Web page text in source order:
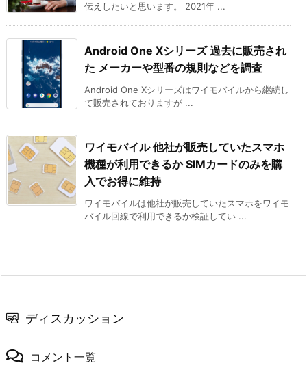
伝えしたいと思います。 2021年 ...
Android One Xシリーズ 過去に販売され
た メーカーや型番の規則などを調査
Android One Xシリーズはワイモバイルから継続し
て販売されておりますが ...
ワイモバイル 他社が販売していたスマホ
機種が利用できるか SIMカードのみを購
入でお得に維持
ワイモバイルは他社が販売していたスマホをワイモ
バイル回線で利用できるか検証してい ...
ディスカッション
コメント一覧